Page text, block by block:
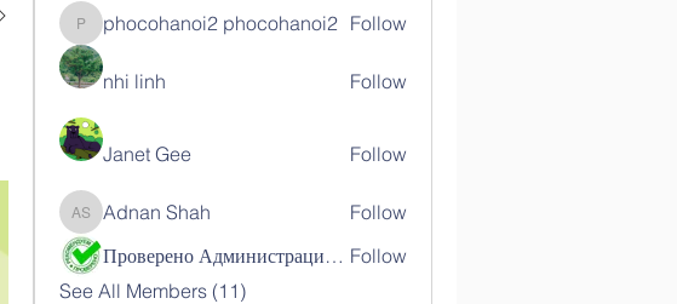
phocohanoi2 phocohanoi2
phocohanoi2 phocohanoi2 Follow
nhi linh Follow
Janet Gee Follow
Adnan Shah
Adnan Shah
Follow
Проверено Администрацией! Превосходный Результат! Follow
See All Members (11)